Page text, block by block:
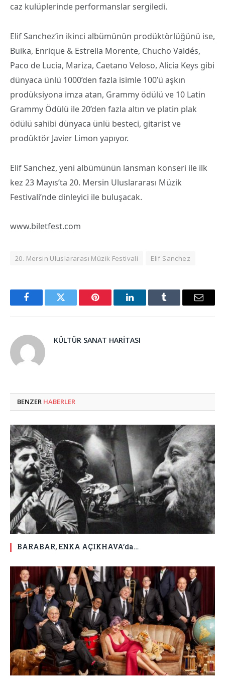
caz kulüplerinde performanslar sergiledi.
Elif Sanchez’in ikinci albümünün prodüktörlüğünü ise,
Buika, Enrique & Estrella Morente, Chucho Valdés,
Paco de Lucia, Mariza, Caetano Veloso, Alicia Keys gibi
dünyaca ünlü 1000’den fazla isimle 100’ü aşkın
prodüksiyona imza atan, Grammy ödülü ve 10 Latin
Grammy Ödülü ile 20’den fazla altın ve platin plak
ödülü sahibi dünyaca ünlü besteci, gitarist ve
prodüktör Javier Limon yapıyor.
Elif Sanchez, yeni albümünün lansman konseri ile ilk
kez 23 Mayıs’ta 20. Mersin Uluslararası Müzik
Festivali’nde dinleyici ile buluşacak.
www.biletfest.com
20. Mersin Uluslararası Müzik Festivali Elif Sanchez
FacebookTwitter Pinterest LinkedInTumblr Email
KÜLTÜR SANAT HARITASI
BENZER HABERLER
BARABAR, ENKA AÇIKHAVA’da…